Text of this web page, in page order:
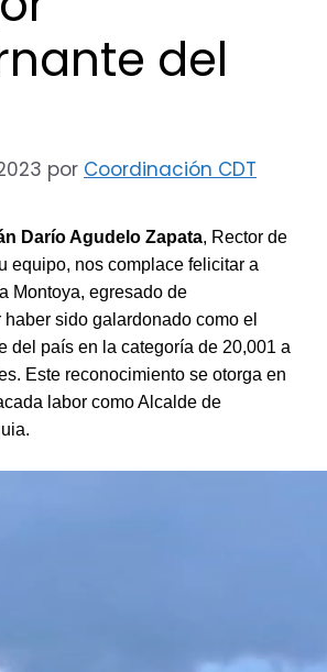
del
por Coordinación CDT
Darío Agudelo Zapata, Rector de
equipo, nos complace felicitar a
Montoya, egresado de
sido galardonado como el
del país en la categoría de 20,001 a
Este reconocimiento se otorga en
labor como Alcalde de